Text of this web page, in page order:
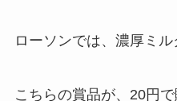
ローソンでは、濃厚ミル
こちらの賞品が、20円で